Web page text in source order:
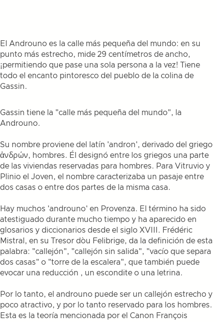
El Androuno es la calle más pequeña del mundo: en su
punto más estrecho, mide 29 centímetros de ancho,
¡permitiendo que pase una sola persona a la vez! Tiene
todo el encanto pintoresco del pueblo de la colina de
Gassin.
Gassin tiene la "calle más pequeña del mundo", la
Androuno.
Su nombre proviene del latín 'andron', derivado del griego
ἀνδρών, hombres. Él designó entre los griegos una parte
de las viviendas reservadas para hombres. Para Vitruvio y
Plinio el Joven, el nombre caracterizaba un pasaje entre
dos casas o entre dos partes de la misma casa.
Hay muchos 'androuno' en Provenza. El término ha sido
atestiguado durante mucho tiempo y ha aparecido en
glosarios y diccionarios desde el siglo XVIII. Frédéric
Mistral, en su Tresor dòu Felibrige, da la definición de esta
palabra: "callejón", "callejón sin salida", "vacío que separa
dos casas" o "torre de la escalera", que también puede
evocar una reducción , un escondite o una letrina.
Por lo tanto, el androuno puede ser un callejón estrecho y
poco atractivo, y por lo tanto reservado para los hombres.
Esta es la teoría mencionada por el Canon François